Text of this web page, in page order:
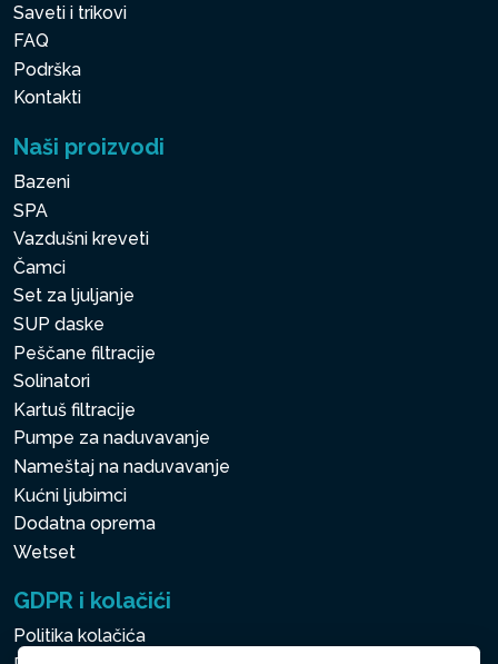
Saveti i trikovi
FAQ
Podrška
Kontakti
Naši proizvodi
Bazeni
SPA
Vazdušni kreveti
Čamci
Set za ljuljanje
SUP daske
Peščane filtracije
Solinatori
Kartuš filtracije
Pumpe za naduvavanje
Nameštaj na naduvavanje
Kućni ljubimci
Dodatna oprema
Wetset
GDPR i kolačići
Politika kolačića